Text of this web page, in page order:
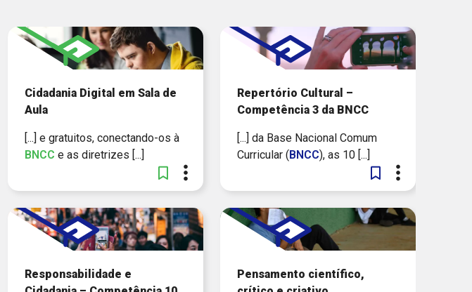
Cidadania Digital em Sala de
Aula
[...] e gratuitos, conectando-os à
BNCC e as diretrizes [...]
Repertório Cultural –
Competência 3 da BNCC
[...] da Base Nacional Comum
Curricular (BNCC), as 10 [...]
Responsabilidade e
Pensamento científico,